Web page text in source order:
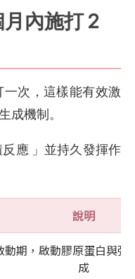
內施打 2
次，這樣能有效激
成機制。
應 」並持久發揮作
說明
動期，啟動膠原蛋白與彈
成